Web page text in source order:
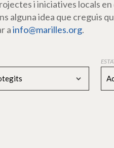
i iniciatives locals en
alguna idea que creguis
ainfo@marilles.org.